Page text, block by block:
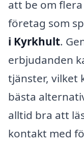
att be om
företag som
i Kyrkhult.
erbjudanden
tjänster, vilket
bästa
alltid bra att
kontakt med